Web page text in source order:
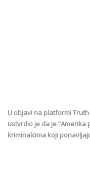
U objavi na platformi
ustvrdio je da je
kriminalcima koji